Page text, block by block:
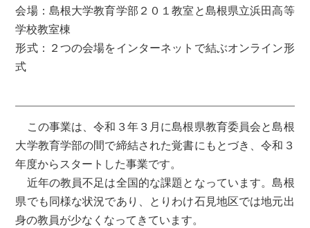
会場：島根大学教育学部２０１教室と島根県立浜田高等
学校教室棟
形式：２つの会場をインターネットで結ぶオンライン形
式
この事業は、令和３年３月に島根県教育委員会と島根
大学教育学部の間で締結された覚書にもとづき、令和３
年度からスタートした事業です。
近年の教員不足は全国的な課題となっています。島根
県でも同様な状況であり、とりわけ石見地区では地元出
身の教員が少なくなってきています。